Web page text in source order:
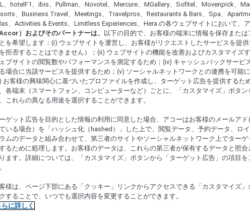
、hotelF1、ibis、Pullman、Novotel、Mercure、MGallery、Sofitel、Movenpick、
、Business Travel、Meetings、Travelpros、Restaurants & Bars、Spa、
、Activities & Events、Limitless Experiences、Hera の各ウェブサイトにおいて、
Accor）およびそのパートナーは、
以下の目的で、お客様の端末に情報を保存または
を希望します：(i) ウェブサイトを運営し、お客様がリクエストしたサービスを提供
拒否することはできません）；(ii) ウェブサイトの機能を改善およびカスタマイズ
ブサイトの閲覧数やパフォーマンスを測定するため；(iv) キャッシュバックサービ
場合に当該サービスを提供するため；(v) ソーシャルネットワークとの連携を可能
お客様の興味関心に基づいたプロファイルを作成し、ターゲット広告を提供するた
各端末（スマートフォン、コンピューターなど）ごとに、「カスタマイズ」ボタン
これらの異なる用途を選択することができます。
ゲット広告を目的とした情報の利用に同意した場合、アコーはお客様のメールアド
いる場合）を「ハッシュ化（hashed）」した上で、閲覧データ、予約データ、ロ
ムのデータと組み合わせて、第三者のサイトやソーシャルネットワーク上でター
るために処理します。お客様のデータは、これらの第三者が保有するデータと照合
ます。詳細については、「カスタマイズ」ボタンから「ターゲット広告」の項目を
様は、ページ下部にある「クッキー」リンクからアクセスできる「カスタマイズ」
することで、いつでも選択内容を変更することができます。
らに詳しく